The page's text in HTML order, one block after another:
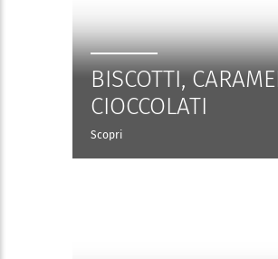
BISCOTTI,
CIOCCOLATI
Scopri